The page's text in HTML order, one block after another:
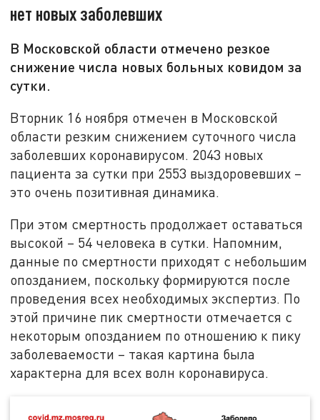
нет новых заболевших
В Московской области отмечено резкое
снижение числа новых больных ковидом за
сутки.
Вторник 16 ноября отмечен в Московской
области резким снижением суточного числа
заболевших коронавирусом. 2043 новых
пациента за сутки при 2553 выздоровевших –
это очень позитивная динамика.
При этом смертность продолжает оставаться
высокой – 54 человека в сутки. Напомним,
данные по смертности приходят с небольшим
опозданием, поскольку формируются после
проведения всех необходимых экспертиз. По
этой причине пик смертности отмечается с
некоторым опозданием по отношению к пику
заболеваемости – такая картина была
характерна для всех волн коронавируса.